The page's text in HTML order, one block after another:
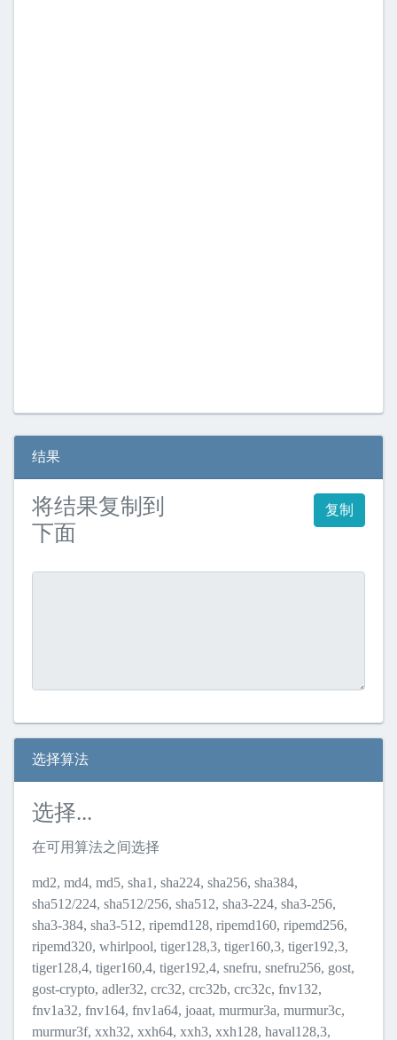
结果
将结果复制到
下面
复制
选择算法
选择...
在可用算法之间选择
md2, md4, md5, sha1 , sha224, sha256, sha384,
sha512/224, sha512/256, sha512, sha3-224, sha3-256,
sha3-384, sha3-512, ripemd128, ripemd160, ripemd256,
ripemd320, whirlpool, tiger128,3, tiger160,3, tiger192,3,
tiger128,4, tiger160,4, tiger192,4, snefru, snefru256, gost,
gost-crypto, adler32, crc32, crc32b, crc32c, fnv132,
fnv1a32, fnv164, fnv1a64, joaat, murmur3a, murmur3c,
murmur3f, xxh32, xxh64, xxh3, xxh128, haval128,3,